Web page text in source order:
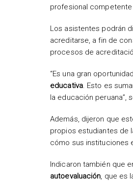
profesional
Los asistentes podrán
acreditarse, a fin de
procesos de
“Es una gran
educativa. Esto es
la educación peruana”,
Además, dijeron que
propios estudiantes de
cómo sus instituciones
Indicaron también que
autoevaluación, que es